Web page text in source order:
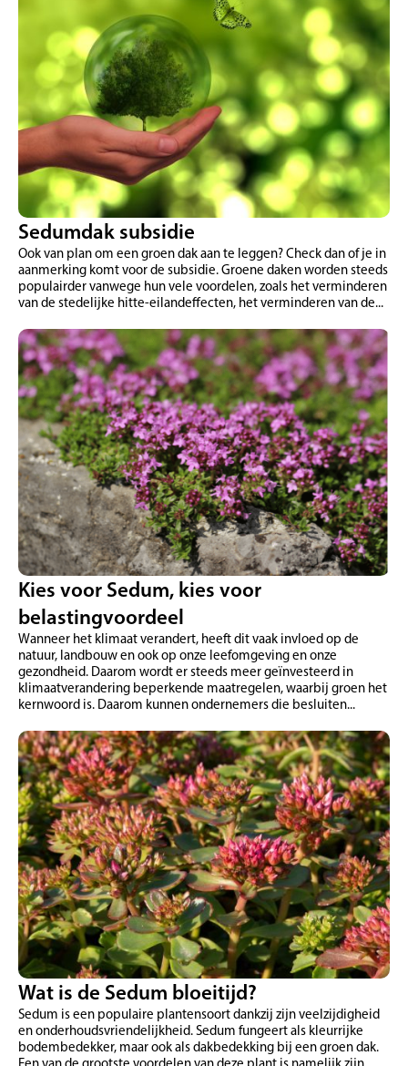
Sedumdak subsidie
Ook van plan om een groen dak aan te leggen? Check dan of je in
aanmerking komt voor de subsidie. Groene daken worden steeds
populairder vanwege hun vele voordelen, zoals het verminderen
van de stedelijke hitte-eilandeffecten, het verminderen van de...
Kies voor Sedum, kies voor
belastingvoordeel
Wanneer het klimaat verandert, heeft dit vaak invloed op de
natuur, landbouw en ook op onze leefomgeving en onze
gezondheid. Daarom wordt er steeds meer geïnvesteerd in
klimaatverandering beperkende maatregelen, waarbij groen het
kernwoord is. Daarom kunnen ondernemers die besluiten...
Wat is de Sedum bloeitijd?
Sedum is een populaire plantensoort dankzij zijn veelzijdigheid
en onderhoudsvriendelijkheid. Sedum fungeert als kleurrijke
bodembedekker, maar ook als dakbedekking bij een groen dak.